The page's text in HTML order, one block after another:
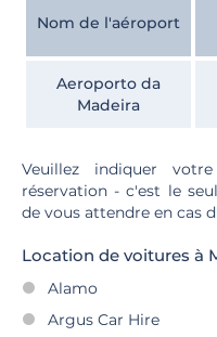
Nom de l'aéroport
Aeroporto da
Madeira
Veuillez indiquer
réservation - c'est le
de vous attendre en cas
Location de voitures à
Alamo
Argus Car Hire